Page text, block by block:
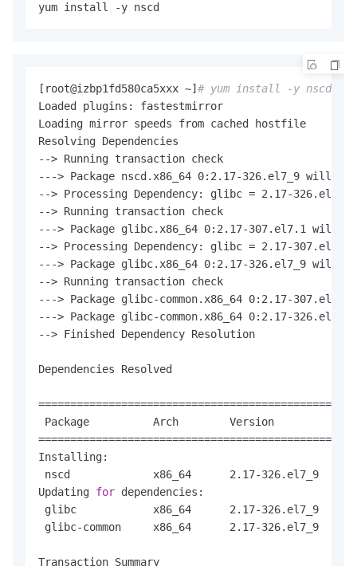
yum install -y nscd
[root@izbp1fd580ca5xxx ~] # yum install -y nscd
Loaded plugins: fastestmirror
Loading mirror speeds from cached hostfile
Resolving Dependencies
--> Running transaction check
---> Package nscd.x86_64 0:2.17-326.el7_9 will
--> Processing Dependency: glibc = 2.17-326.el7_9
--> Running transaction check
---> Package glibc.x86_64 0:2.17-307.el7.1 will be
--> Processing Dependency: glibc = 2.17-307.el7.1
---> Package glibc.x86_64 0:2.17-326.el7_9 will
--> Running transaction check
---> Package glibc-common.x86_64 0:2.17-
---> Package glibc-common.x86_64 0:2.17-
--> Finished Dependency Resolution
Dependencies Resolved
Package          Arch        Version
Installing:
nscd             x86_64      2.17-326.el7_9
Updating for dependencies:
glibc            x86_64      2.17-326.el7_9
glibc-common     x86_64      2.17-326.el7_9
Transaction Summary